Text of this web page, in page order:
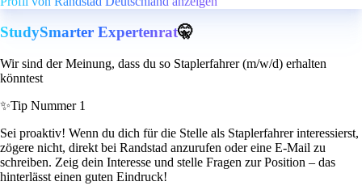
StudySmarter Expertenrat🤫
Wir sind der Meinung, dass du so Staplerfahrer (m/w/d) erhalten
könntest
✨Tip Nummer 1
Sei proaktiv! Wenn du dich für die Stelle als Staplerfahrer interessierst,
zögere nicht, direkt bei Randstad anzurufen oder eine E-Mail zu
schreiben. Zeig dein Interesse und stelle Fragen zur Position – das
hinterlässt einen guten Eindruck!